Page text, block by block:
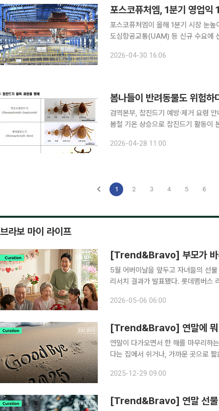
포스코퓨처엠, 1분기 영업
포스코퓨처엠이 올해 1분기 시장 눈
도심항공교통(UAM) 등 신규 수요에 선제
매출은 35.9% 증가했고, 영업이익은
2026-04-30 16:06
봄나들이 반려동물도 위험
검역본부, 참진드기 예방·제거 요령
봄철 기온 상승으로 참진드기 활동이
2026-04-28 11:00
1 2 3 4 5 6
브라보 마이 라이프
[Trend&Bravo] 부모가 바
5월 어버이날을 앞두고 자녀들의 선
리서치 결과가 발표됐다. 롯데멤버
도적인 차이로 차지했다. 이어 의류
2026-05-06 06:00
[Trend&Bravo] 연말에 뭐
연말이 다가오면서 한 해를 마무리하
다는 집에서 쉬거나, 가까운 곳으로
설문조사 결과에 따르면, 올해 연말 계
2025-12-29 09:00
[Trend&Bravo] 연말 선물